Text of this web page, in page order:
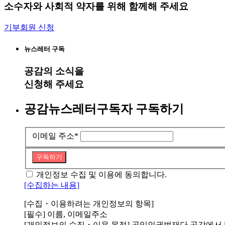
소수자와 사회적 약자를 위해 함께해 주세요
기부회원 신청
뉴스레터 구독
공감의 소식을
신청해 주세요
공감뉴스레터구독자 구독하기
이메일 주소*
구독하기
개인정보 수집 및 이용에 동의합니다.
[수집하는 내용]
[수집・이용하려는 개인정보의 항목]
[필수] 이름, 이메일주소